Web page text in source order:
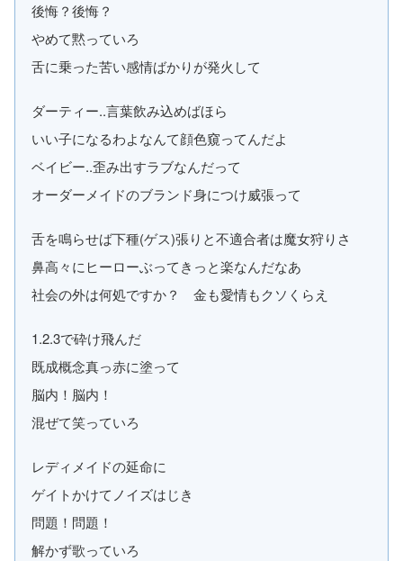
後悔？後悔？
やめて黙っていろ
舌に乗った苦い感情ばかりが発火して
ダーティー..言葉飲み込めばほら
いい子になるわよなんて顔色窺ってんだよ
ベイビー..歪み出すラブなんだって
オーダーメイドのブランド身につけ威張って
舌を鳴らせば下種(ゲス)張りと不適合者は魔女狩りさ
鼻高々にヒーローぶってきっと楽なんだなあ
社会の外は何処ですか？ 金も愛情もクソくらえ
1.2.3で砕け飛んだ
既成概念真っ赤に塗って
脳内！脳内！
混ぜて笑っていろ
レディメイドの延命に
ゲイトかけてノイズはじき
問題！問題！
解かず歌っていろ